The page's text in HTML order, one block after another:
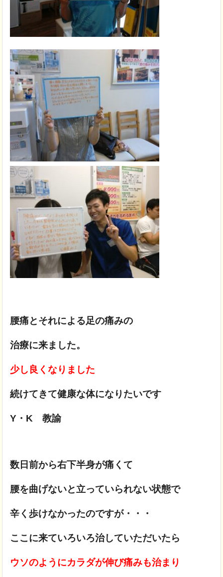
腰痛とそれによる足の痛みの
治療に来ました。
少し良くなりました
続けてきて健康な体になりたいです
Y・K 教諭
数日前から右下半身が痛くて
腰を曲げないと立っていられない状態で
辛く歩けなかったのですが・・・
ここに来ていろいろ治していただいたら
ウソのようにカラダが伸び痛みも治まり